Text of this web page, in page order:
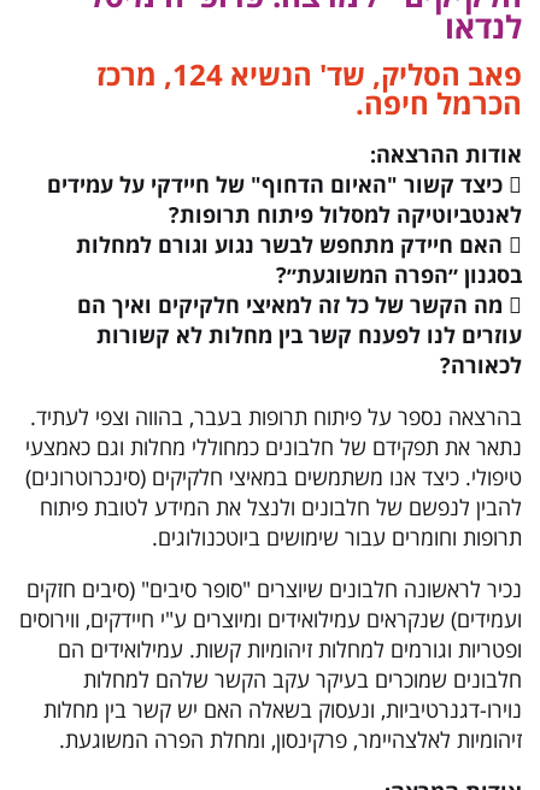
לנדאו
פאב הסליק, שד' הנשיא 124, מרכז
הכרמל חיפה.
אודות ההרצאה:
 כיצד קשור "האיום הדחוף" של חיידקי על עמידים
לאנטביוטיקה למסלול פיתוח תרופות?
 האם חיידק מתחפש לבשר נגוע וגורם למחלות
בסגנון ״הפרה המשוגעת״?
 מה הקשר של כל זה למאיצי חלקיקים ואיך הם
עוזרים לנו לפענח קשר בין מחלות לא קשורות
לכאורה?
בהרצאה נספר על פיתוח תרופות בעבר, בהווה וצפי לעתיד.
נתאר את תפקידם של חלבונים כמחוללי מחלות וגם כאמצעי
טיפולי. כיצד אנו משתמשים במאיצי חלקיקים (סינכרוטרונים)
להבין לנפשם של חלבונים ולנצל את המידע לטובת פיתוח
תרופות וחומרים עבור שימושים ביוטכנולוגים.
נכיר לראשונה חלבונים שיוצרים "סופר סיבים" (סיבים חזקים
ועמידים) שנקראים עמילואידים ומיוצרים ע"י חיידקים, ווירוסים
ופטריות וגורמים למחלות זיהומיות קשות. עמילואידים הם
חלבונים שמוכרים בעיקר עקב הקשר שלהם למחלות
נוירו-דגנרטיביות, ונעסוק בשאלה האם יש קשר בין מחלות
זיהומיות לאלצהיימר, פרקינסון, ומחלת הפרה המשוגעת.